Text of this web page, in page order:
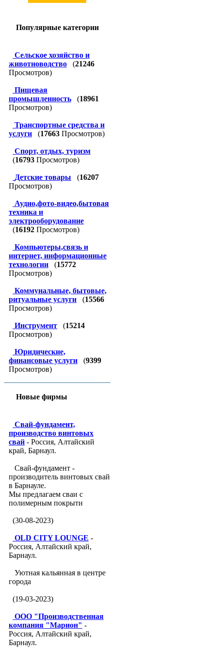
Популярные категории
Сельское хозяйство и
животноводство
(21246
Просмотров)
Пищевая
промышленность
(18961
Просмотров)
Транспортные средства и
услуги
(17663 Просмотров)
Спорт, отдых, туризм
(16793 Просмотров)
Детские товары (16207
Просмотров)
Аудио,фото-видео,бытовая
техника и
электрооборудование
(16192 Просмотров)
Компьютеры,связь и
интернет, информационные
технологии
(15772
Просмотров)
Коммунальные, бытовые,
ритуальные услуги
(15566
Просмотров)
Инструмент (15214
Просмотров)
Юридические,
финансовые услуги
(9399
Просмотров)
Новые фирмы
Свай-фундамент,
производство винтовых
свай - Россия, Алтайский
край, Барнаул.
Свай-фундамент -
производитель винтовых свай
в Барнауле.
Мы предлагаем сваи с
полимерным покрыти
(30-08-2023)
OLD CITY LOUNGE -
Россия, Алтайский край,
Барнаул.
Уютная кальянная в центре
города
(19-03-2023)
ООО "Производственная
компания "Марион" -
Россия, Алтайский край,
Барнаул.